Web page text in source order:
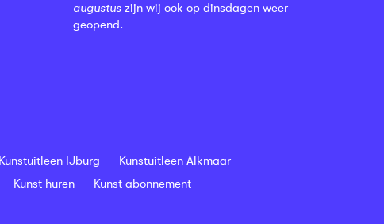
augustus zijn wij ook op dinsdagen weer
geopend.
Kunstuitleen IJburg
Kunstuitleen Alkmaar
Kunst huren Kunst abonnement